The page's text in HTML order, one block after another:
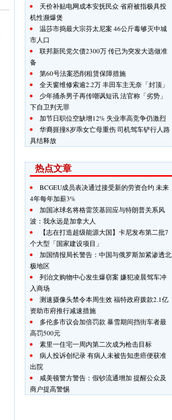
天价补贴电网成本安抚民众 省府被指极具投
机性濒爆煲
温莎市捣最大宗芬太尼案 46公斤毒够灭中城
市人口
联邦新民党欠债2300万 传已为突发大选做准
备
第60号法案恐削租赁保障措施
全天窗维修索逾2.2万 丰田车主无奈「封顶」
少年捅杀男子再传嘲讽短讯 法官称「劣势」
下自卫判无罪
加节日职位空缺增12% 失业率高竞争仍激烈
华裔捱撞8岁乖女亡母重伤 司机驾车铲行人路
具结释放
热点文章
BCGEU成员表决通过接受新的劳资合约 未来
4年每年加薪3%
加国冰球名将格雷茨基回应与特朗普关系风
波：我永远是加拿大人
【志在打造超级能源大国】卡尼发布第二批7
个大型「国家建设项目」
加国情报局长警告：中国与俄罗斯加紧渗透北
极地区
列治文购物中心发生爆窃案 嫌犯凌晨驾车冲
入商场
测速摄像头禁令本周生效 福特政府拨款2.1亿
资助市府推行减速措施
多伦多市议会加倍罚款 暴雪期间挡街车者最
高罚500元
素里一住宅一周内第二次成为枪击目标
病人投诉创纪录 有病人未被告知患癌便获准
出院
咸美顿警方警告：假钞流通增加 提醒公众及
商户提高警惕